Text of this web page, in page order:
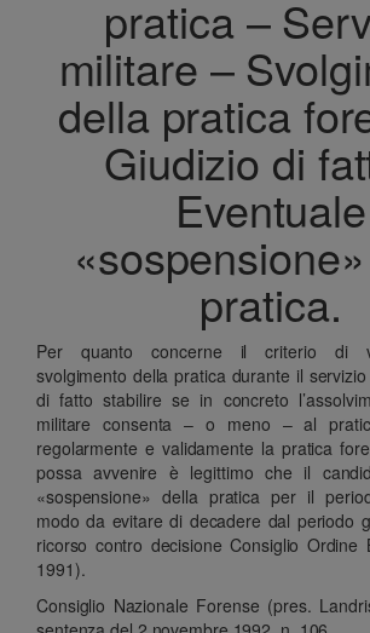
pratica –
militare –
della pratica
Giudizio di
Eventuale
pratica.
Per quanto concerne il criterio di
svolgimento della pratica durante il
di fatto stabilire se in concreto
militare consenta – o meno – al
regolarmente e validamente la pratica
possa avvenire è legittimo che il
«sospensione» della pratica per il
modo da evitare di decadere dal periodo
ricorso contro decisione Consiglio Ordine
1991).
Consiglio Nazionale Forense (pres.